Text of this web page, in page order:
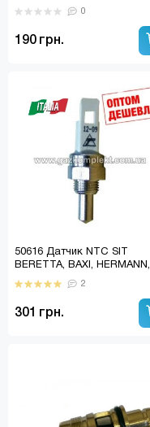
0
190 грн.
50616 Датчик NTC SIT
BERETTA, BAXI, HERMANN,
IMMERGAS та інші
2
301 грн.